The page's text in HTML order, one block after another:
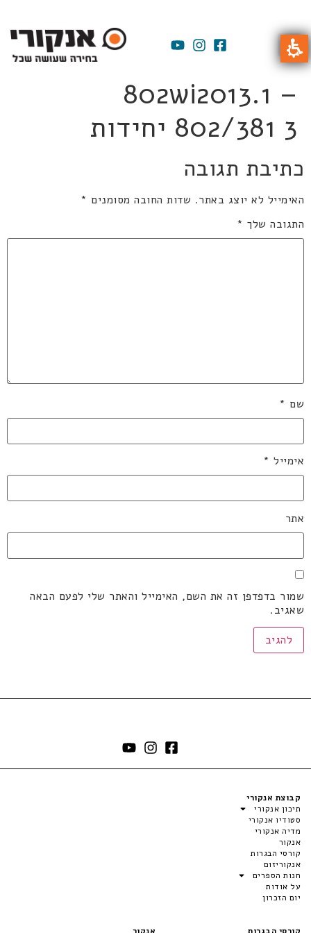
802wi2013.1 –
802/381 3 יחידות
כתיבת תגובה
האימייל לא יוצג באתר. שדות החובה מסומנים *
התגובה שלך *
שם *
אימייל *
אתר
שמור בדפדפן זה את השם, האימייל והאתר שלי לפעם הבאה
שאגיב.
קבוצת אנקורי
תיכון אנקורי
סטודיו אנקורי
מדיה אנקורי
אנקור
קורסי הבגרות
אנקוריזום
חנות הספרים
על אודות
יום הזכרון